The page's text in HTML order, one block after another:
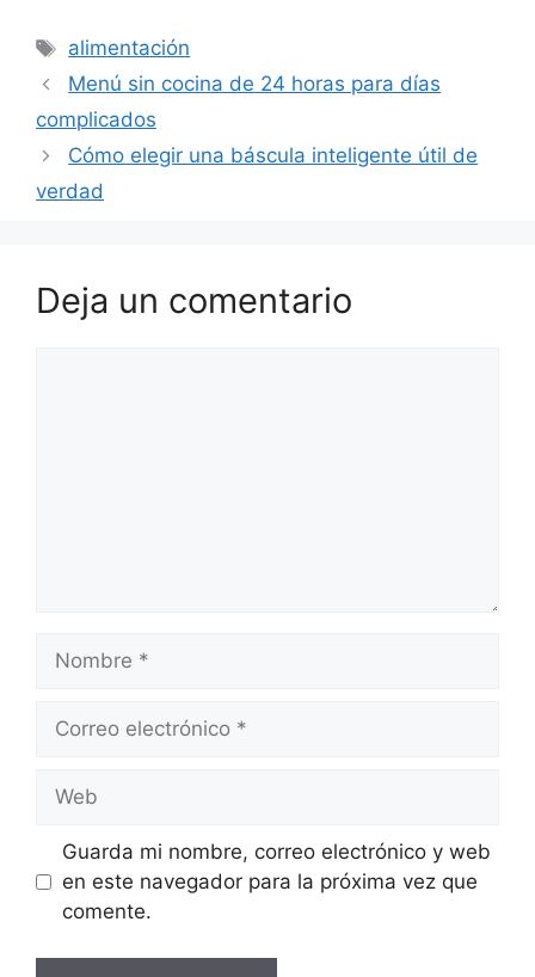
Etiquetas
alimentación
Menú sin cocina de 24 horas para días
complicados
Cómo elegir una báscula inteligente útil de
verdad
Deja un comentario
Nombre
Correo
Web
Guarda mi nombre, correo electrónico y web
en este navegador para la próxima vez que
comente.